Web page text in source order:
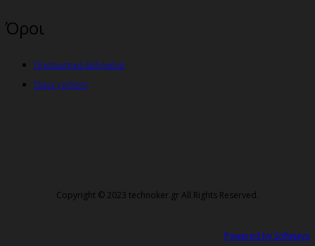
Όροι
Προσωπικά δεδομένα
Όροι χρήσης
Copyright © 2023 technoker.gr All Rights Reserved.
Powered by Softways